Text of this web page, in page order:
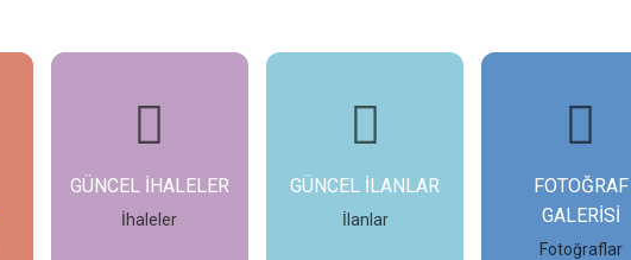
GÜNCEL İHALELER
İhaleler
GÜNCEL İLANLAR
İlanlar
FOTOĞRAF
GALERİSİ
Fotoğraflar